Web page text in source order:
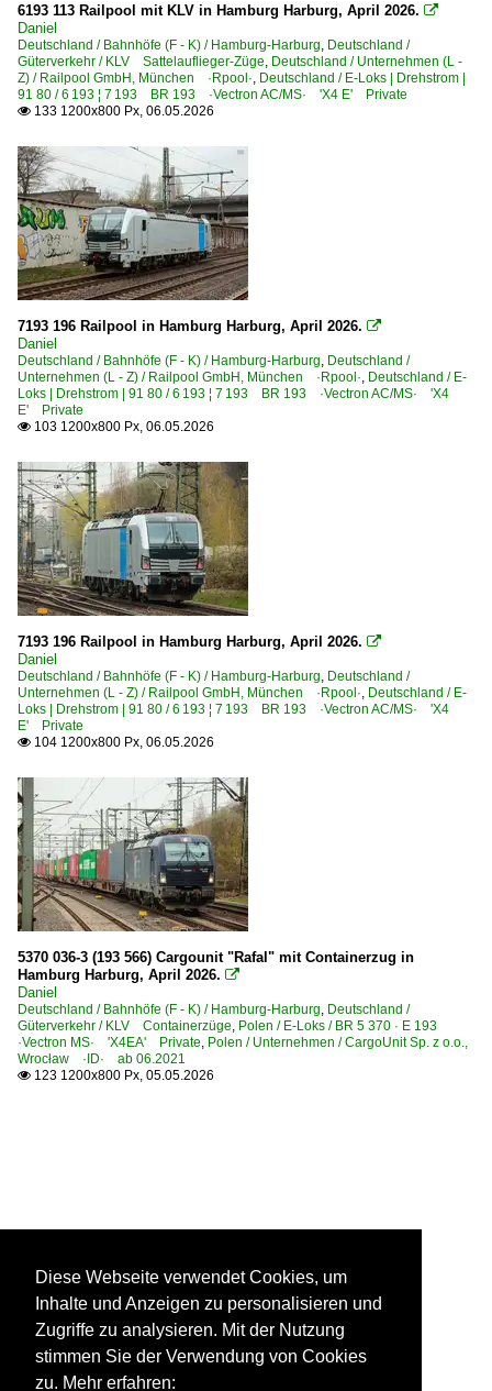
6193 113 Railpool mit KLV in Hamburg Harburg, April 2026. 
Daniel
Deutschland / Bahnhöfe (F - K) / Hamburg-Harburg, Deutschland /
Güterverkehr / KLV Sattelauflieger-Züge, Deutschland / Unternehmen (L -
Z) / Railpool GmbH, München ·Rpool·, Deutschland / E-Loks | Drehstrom |
91 80 / 6 193 ¦ 7 193 BR 193 ·Vectron AC/MS· 'X4 E' Private
 133 1200x800 Px, 06.05.2026
7193 196 Railpool in Hamburg Harburg, April 2026. 
Daniel
Deutschland / Bahnhöfe (F - K) / Hamburg-Harburg, Deutschland /
Unternehmen (L - Z) / Railpool GmbH, München ·Rpool·, Deutschland / E-
Loks | Drehstrom | 91 80 / 6 193 ¦ 7 193 BR 193 ·Vectron AC/MS· 'X4
E' Private
 103 1200x800 Px, 06.05.2026
7193 196 Railpool in Hamburg Harburg, April 2026. 
Daniel
Deutschland / Bahnhöfe (F - K) / Hamburg-Harburg, Deutschland /
Unternehmen (L - Z) / Railpool GmbH, München ·Rpool·, Deutschland / E-
Loks | Drehstrom | 91 80 / 6 193 ¦ 7 193 BR 193 ·Vectron AC/MS· 'X4
E' Private
 104 1200x800 Px, 06.05.2026
5370 036-3 (193 566) Cargounit "Rafal" mit Containerzug in
Hamburg Harburg, April 2026. 
Daniel
Deutschland / Bahnhöfe (F - K) / Hamburg-Harburg, Deutschland /
Güterverkehr / KLV Containerzüge, Polen / E-Loks / BR 5 370 · E 193
·Vectron MS· 'X4EA' Private, Polen / Unternehmen / CargoUnit Sp. z o.o.,
Wrocław ·ID· ab 06.2021
 123 1200x800 Px, 05.05.2026
Diese Webseite verwendet Cookies, um
Inhalte und Anzeigen zu personalisieren und
Zugriffe zu analysieren. Mit der Nutzung
stimmen Sie der Verwendung von Cookies
zu. Mehr erfahren: